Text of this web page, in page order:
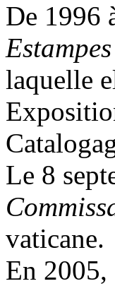
De 1996
Estampes
laquelle
Le 8
vaticane.
En 2005,